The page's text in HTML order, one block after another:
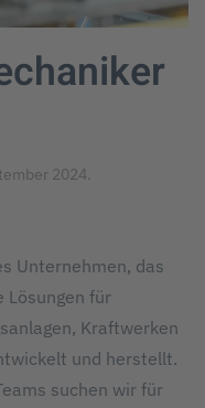
2024.
Unternehmen, das
Lösungen für
Kraftwerken
und herstellt.
suchen wir für